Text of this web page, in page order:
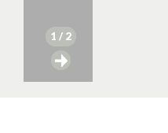
1 / 2